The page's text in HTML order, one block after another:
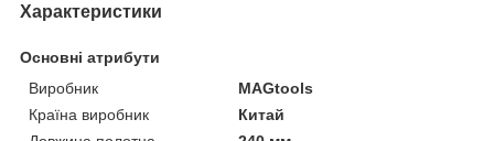
Характеристики
Основні атрибути
Виробник
MAGtools
Країна виробник
Китай